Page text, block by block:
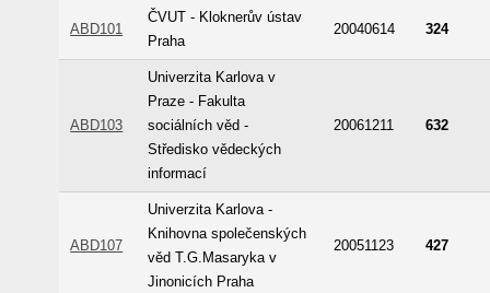
ABD101
ČVUT - Kloknerův ústav
Praha
20040614 324
ABD103
Univerzita Karlova v
Praze - Fakulta
sociálních věd -
Středisko vědeckých
informací
20061211 632
ABD107
Univerzita Karlova -
Knihovna společenských
věd T.G.Masaryka v
Jinonicích Praha
20051123 427